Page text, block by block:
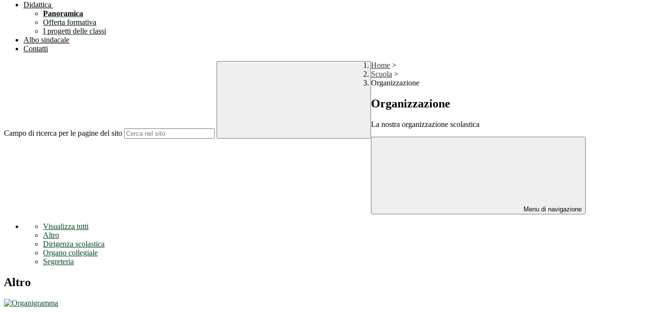
Didattica
Panoramica
Offerta formativa
I progetti delle classi
Albo sindacale
Contatti
Campo di ricerca per le pagine del sito
Home >
Scuola >
Organizzazione
Organizzazione
La nostra organizzazione scolastica
Menu di navigazione
Visualizza tutti
Altro
Dirigenza scolastica
Organo collegiale
Segreteria
Altro